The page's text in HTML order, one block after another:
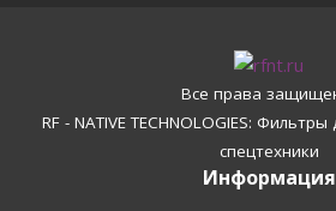
Все права
RF - NATIVE TECHNOLOGIES:
спецтехники
Информация